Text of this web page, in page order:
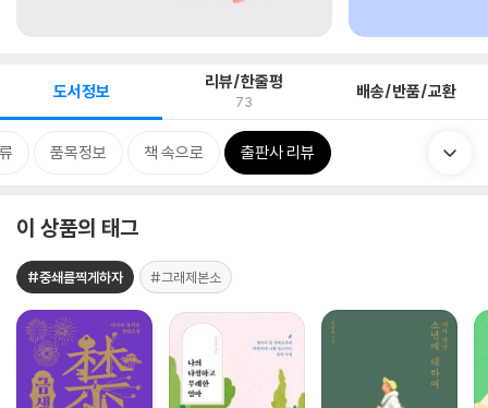
도서정보 리뷰/한줄평
73 배송/반품/교환
품목정보 책 속으로 출판사 리뷰
이 상품의 태그
#중쇄를찍게하자 #그래제본소